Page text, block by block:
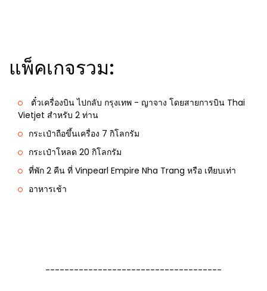
แพ็คเกจรวม:
ตั๋วเครื่องบิน ไปกลับ กรุงเทพ - ญาจาง โดยสายการบิน Thai
Vietjet สำหรับ 2 ท่าน
กระเป๋าถือขึ้นเครื่อง 7 กิโลกรัม
กระเป๋าโหลด 20 กิโลกรัม
ที่พัก 2 คืน ที่ Vinpearl Empire Nha Trang หรือ เทียบเท่า
อาหารเช้า
-------------------------------------